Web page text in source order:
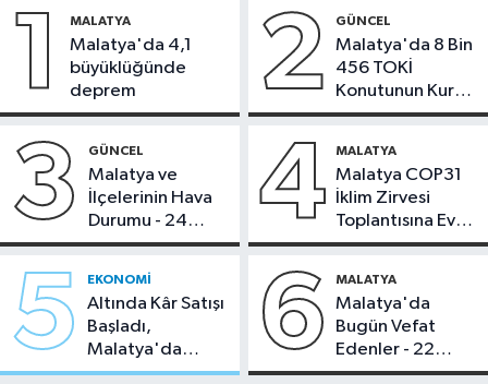
1 MALATYA
Malatya'da 4,1
büyüklüğünde
deprem
2 GÜNCEL
Malatya'da 8 Bin
456 TOKİ
Konutunun Kurası
Bugün Çekiliyor
3 GÜNCEL
Malatya ve
İlçelerinin Hava
Durumu - 24
Temmuz 2026
4 MALATYA
Malatya COP31
İklim Zirvesi
Toplantısına Ev
Sahipliği Yaptı
5 EKONOMI
Altında Kâr Satışı
Başladı,
Malatya'da
Makas Ne
6 MALATYA
Malatya'da
Bugün Vefat
Edenler - 22
Temmuz 2026